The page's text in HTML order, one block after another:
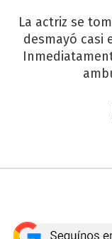
La actriz se
desmayó casi